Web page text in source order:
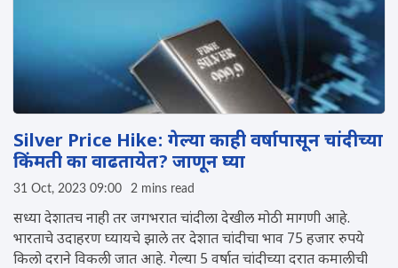
Silver Price Hike: गेल्या काही वर्षापासून चांदीच्या
किंमती का वाढतायेत? जाणून घ्या
31 Oct, 2023 09:00 2 mins read
सध्या देशातच नाही तर जगभरात चांदीला देखील मोठी मागणी आहे.
भारताचे उदाहरण घ्यायचे झाले तर देशात चांदीचा भाव 75 हजार रुपये
किलो दराने विकली जात आहे. गेल्या 5 वर्षात चांदीच्या दरात कमालीची